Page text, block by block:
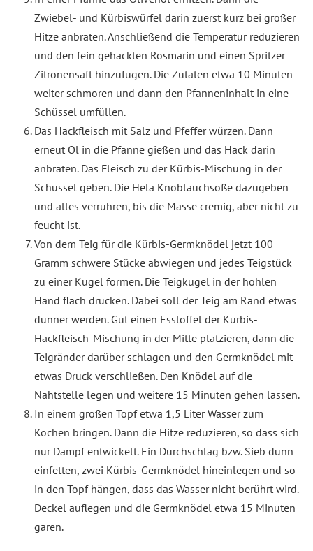
Zwiebel- und Kürbiswürfel darin zuerst kurz bei großer
Hitze anbraten. Anschließend die Temperatur reduzieren
und den fein gehackten Rosmarin und einen Spritzer
Zitronensaft hinzufügen. Die Zutaten etwa 10 Minuten
weiter schmoren und dann den Pfanneninhalt in eine
Schüssel umfüllen.
Das Hackfleisch mit Salz und Pfeffer würzen. Dann
erneut Öl in die Pfanne gießen und das Hack darin
anbraten. Das Fleisch zu der Kürbis-Mischung in der
Schüssel geben. Die Hela Knoblauchsoße dazugeben
und alles verrühren, bis die Masse cremig, aber nicht zu
feucht ist.
Von dem Teig für die Kürbis-Germknödel jetzt 100
Gramm schwere Stücke abwiegen und jedes Teigstück
zu einer Kugel formen. Die Teigkugel in der hohlen
Hand flach drücken. Dabei soll der Teig am Rand etwas
dünner werden. Gut einen Esslöffel der Kürbis-
Hackfleisch-Mischung in der Mitte platzieren, dann die
Teigränder darüber schlagen und den Germknödel mit
etwas Druck verschließen. Den Knödel auf die
Nahtstelle legen und weitere 15 Minuten gehen lassen.
In einem großen Topf etwa 1,5 Liter Wasser zum
Kochen bringen. Dann die Hitze reduzieren, so dass sich
nur Dampf entwickelt. Ein Durchschlag bzw. Sieb dünn
einfetten, zwei Kürbis-Germknödel hineinlegen und so
in den Topf hängen, dass das Wasser nicht berührt wird.
Deckel auflegen und die Germknödel etwa 15 Minuten
garen.